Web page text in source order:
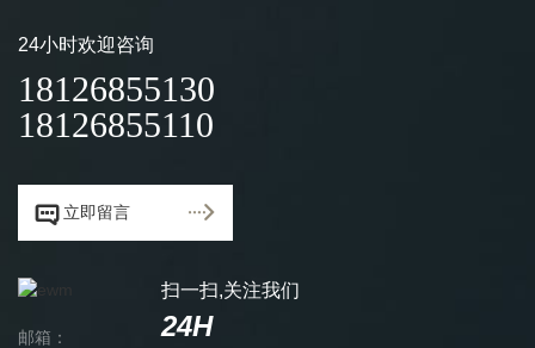
24小时欢迎咨询
18126855130
18126855110
 立即留言 
扫一扫,关注我们
24H
邮箱：